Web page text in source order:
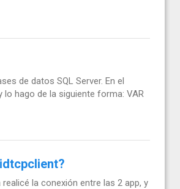
de datos SQL Server. En el
hago de la siguiente forma: VAR
la conexión entre las 2 app, y